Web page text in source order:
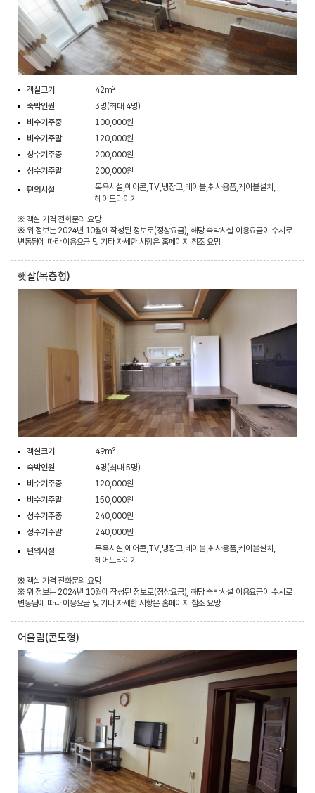
객실크기
42m²
숙박인원
3명(최대 4명)
비수기주중
100,000원
비수기주말
120,000원
성수기주중
200,000원
성수기주말
200,000원
편의시설
목욕시설,에어콘,TV,냉장고,테이블,취사용품,케이블설치,
헤어드라이기
※ 객실 가격 전화문의 요망
※ 위 정보는 2024년 10월에 작성된 정보로(정상요금), 해당 숙박시설 이용요금이 수시로
변동됨에 따라 이용요금 및 기타 자세한 사항은 홈페이지 참조 요망
햇살(복층형)
객실크기
49m²
숙박인원
4명(최대 5명)
비수기주중
120,000원
비수기주말
150,000원
성수기주중
240,000원
성수기주말
240,000원
편의시설
목욕시설,에어콘,TV,냉장고,테이블,취사용품,케이블설치,
헤어드라이기
※ 객실 가격 전화문의 요망
※ 위 정보는 2024년 10월에 작성된 정보로(정상요금), 해당 숙박시설 이용요금이 수시로
변동됨에 따라 이용요금 및 기타 자세한 사항은 홈페이지 참조 요망
어울림(콘도형)